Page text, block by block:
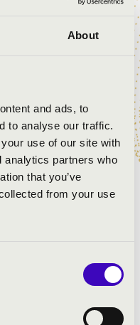
About
and ads, to
to analyse our traffic.
use of our site with
analytics partners who
that you’ve
from your use
3.
– korál a 147.